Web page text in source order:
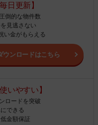
日更新】
倒的な物件数
見逃さない
い金がもらえる
ウンロードはこちら
いやすい】
ロードを突破
できる
金額保証